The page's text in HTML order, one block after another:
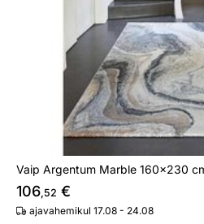
Vaip Argentum Marble 160x230
106,52 €
ajavahemikul 17.08 - 24.08